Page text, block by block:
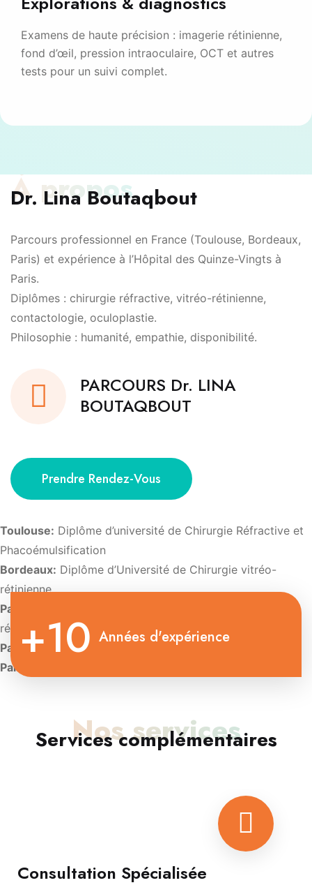
Examens de haute précision : imagerie rétinienne,
fond d’œil, pression intraoculaire, OCT et autres
tests pour un suivi complet.
À propos
Dr. Lina Boutaqbout
Parcours professionnel en France (Toulouse, Bordeaux,
Paris) et expérience à l’Hôpital des Quinze-Vingts à
Paris.
Diplômes : chirurgie réfractive, vitréo-rétinienne,
contactologie, oculoplastie.
Philosophie : humanité, empathie, disponibilité.
PARCOURS Dr. LINA
BOUTAQBOUT
Prendre Rendez-Vous
Toulouse: Diplôme d’université de Chirurgie Réfractive et
Phacoémulsification
Bordeaux: Diplôme d’Université de Chirurgie vitréo-
rétinienne
Paris:
rétinienne
Paris: Diplôme d’Université de Contactologie.
Paris:+10 Années d'expérience
Nos services
Services complémentaires
Consultation Spécialisée